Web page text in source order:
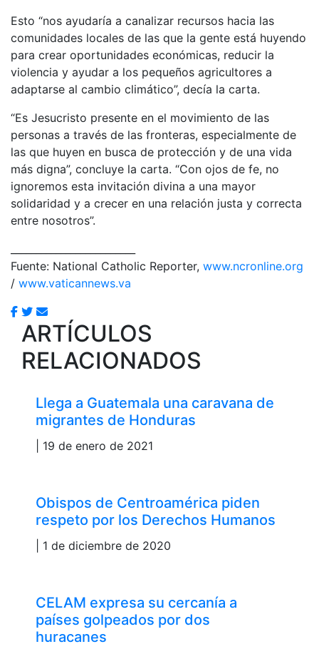
Esto “nos ayudaría a canalizar recursos hacia las
comunidades locales de las que la gente está huyendo
para crear oportunidades económicas, reducir la
violencia y ayudar a los pequeños agricultores a
adaptarse al cambio climático”, decía la carta.
“Es Jesucristo presente en el movimiento de las
personas a través de las fronteras, especialmente de
las que huyen en busca de protección y de una vida
más digna”, concluye la carta. “Con ojos de fe, no
ignoremos esta invitación divina a una mayor
solidaridad y a crecer en una relación justa y correcta
entre nosotros”.
Fuente: National Catholic Reporter, www.ncronline.org
/ www.vaticannews.va
ARTÍCULOS
RELACIONADOS
Llega a Guatemala una caravana de
migrantes de Honduras
| 19 de enero de 2021
Obispos de Centroamérica piden
respeto por los Derechos Humanos
| 1 de diciembre de 2020
CELAM expresa su cercanía a
países golpeados por dos
huracanes